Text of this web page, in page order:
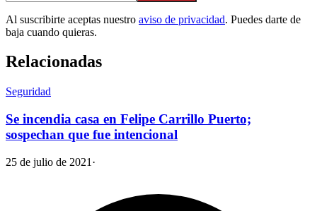
Al suscribirte aceptas nuestro aviso de privacidad. Puedes darte de
baja cuando quieras.
Relacionadas
Seguridad
Se incendia casa en Felipe Carrillo Puerto;
sospechan que fue intencional
25 de julio de 2021 ·